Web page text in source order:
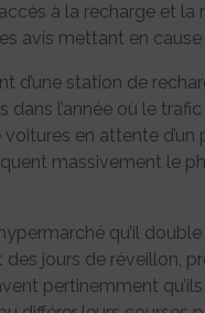
à la recharge et
avis mettant en
d’une station de
dans l’année où le
en attente
massivement le
hypermarché qu’il
jours de réveillon,
pertinemment